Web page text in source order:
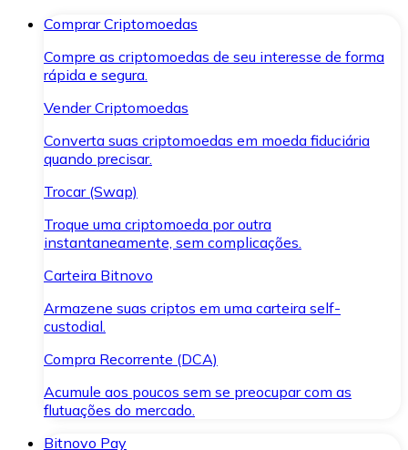
Comprar Criptomoedas
Compre as criptomoedas de seu interesse de forma
rápida e segura.
Vender Criptomoedas
Converta suas criptomoedas em moeda fiduciária
quando precisar.
Trocar (Swap)
Troque uma criptomoeda por outra
instantaneamente, sem complicações.
Carteira Bitnovo
Armazene suas criptos em uma carteira self-
custodial.
Compra Recorrente (DCA)
Acumule aos poucos sem se preocupar com as
flutuações do mercado.
Bitnovo Pay